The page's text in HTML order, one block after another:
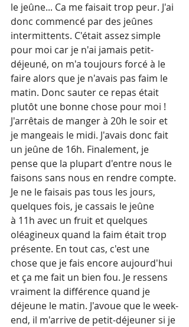
le jeûne... Ca me faisait trop peur. J'ai
donc commencé par des jeûnes
intermittents. C'était assez simple
pour moi car je n'ai jamais petit-
déjeuné, on m'a toujours forcé à le
faire alors que je n'avais pas faim le
matin. Donc sauter ce repas était
plutôt une bonne chose pour moi !
J'arrêtais de manger à 20h le soir et
je mangeais le midi. J'avais donc fait
un jeûne de 16h. Finalement, je
pense que la plupart d'entre nous le
faisons sans nous en rendre compte.
Je ne le faisais pas tous les jours,
quelques fois, je cassais le jeûne
à 11h avec un fruit et quelques
oléagineux quand la faim était trop
présente. En tout cas, c'est une
chose que je fais encore aujourd'hui
et ça me fait un bien fou. Je ressens
vraiment la différence quand je
déjeune le matin. J'avoue que le week-
end, il m'arrive de petit-déjeuner si je